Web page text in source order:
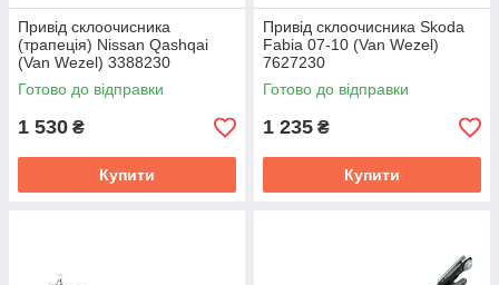
Привід склоочисника
(трапеція) Nissan Qashqai
(Van Wezel) 3388230
Готово до відправки
1 530 ₴
Купити
Привід склоочисника Skoda
Fabia 07-10 (Van Wezel)
7627230
Готово до відправки
1 235 ₴
Купити